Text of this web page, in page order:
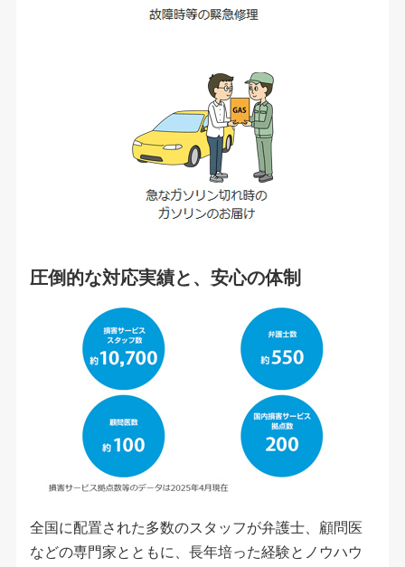
圧倒的な対応実績と、安心の体制
全国に配置された多数のスタッフが弁護士、顧問医
などの専門家とともに、長年培った経験とノウハウ